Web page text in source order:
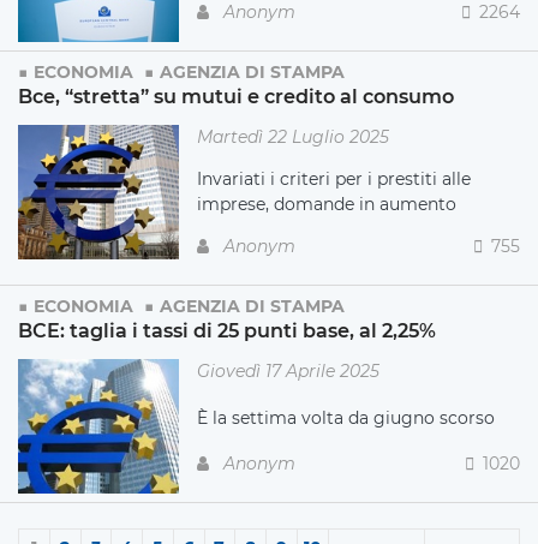
Anonym 2264
ECONOMIA AGENZIA DI STAMPA
Bce, “stretta” su mutui e credito al consumo
Martedì 22 Luglio 2025
Invariati i criteri per i prestiti alle
imprese, domande in aumento
Anonym
755
ECONOMIA AGENZIA DI STAMPA
BCE: taglia i tassi di 25 punti base, al 2,25%
Giovedì 17 Aprile 2025
È la settima volta da giugno scorso
Anonym 1020